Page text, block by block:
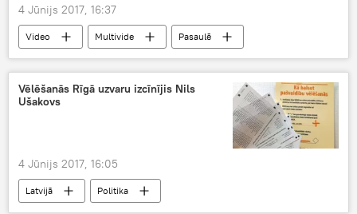
4 Jūnijs 2017, 16:37
Video Multivide Pasaulē
Vēlēšanās Rīgā uzvaru izcīnījis Nils
Ušakovs
4 Jūnijs 2017, 16:05
Latvijā Politika